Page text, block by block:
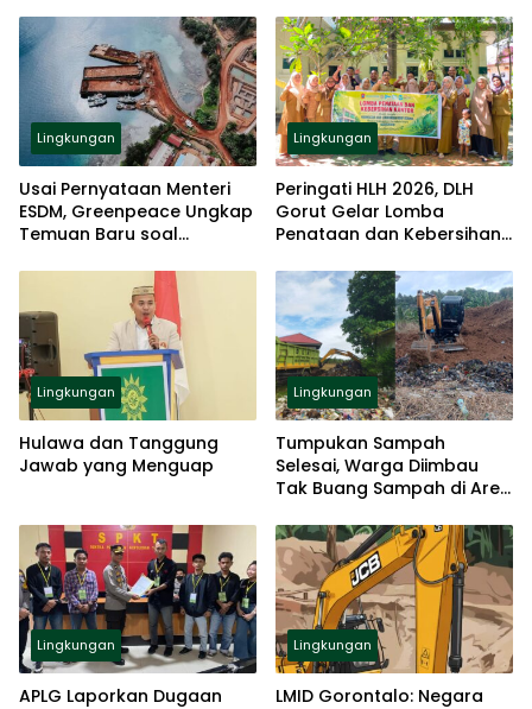
Lingkungan
Usai Pernyataan Menteri
ESDM, Greenpeace Ungkap
Temuan Baru soal
Lingkungan
Peringati HLH 2026, DLH
Gorut Gelar Lomba
Penataan dan Kebersihan
Lingkungan
Hulawa dan Tanggung
Jawab yang Menguap
Lingkungan
Tumpukan Sampah
Selesai, Warga Diimbau
Tak Buang Sampah di Area
Lingkungan
APLG Laporkan Dugaan
Lingkungan
LMID Gorontalo: Negara